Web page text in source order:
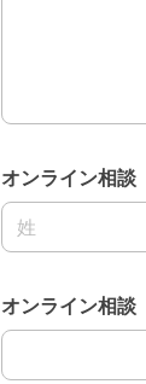
オンライン相
名前の姓
オンライン相
オンライン相